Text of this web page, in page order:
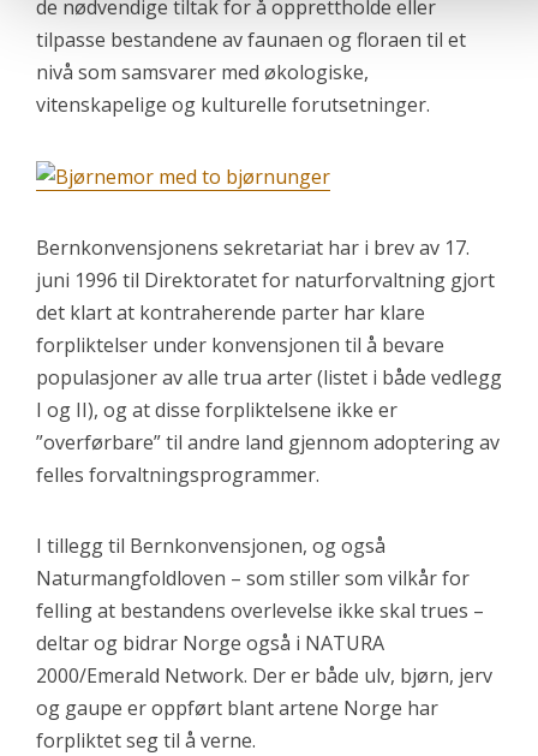
de nødvendige tiltak for å opprettholde eller
tilpasse bestandene av faunaen og floraen til et
nivå som samsvarer med økologiske,
vitenskapelige og kulturelle forutsetninger.
Bernkonvensjonens sekretariat har i brev av 17.
juni 1996 til Direktoratet for naturforvaltning gjort
det klart at kontraherende parter har klare
forpliktelser under konvensjonen til å bevare
populasjoner av alle trua arter (listet i både vedlegg
I og II), og at disse forpliktelsene ikke er
”overførbare” til andre land gjennom adoptering av
felles forvaltningsprogrammer.
I tillegg til Bernkonvensjonen, og også
Naturmangfoldloven – som stiller som vilkår for
felling at bestandens overlevelse ikke skal trues –
deltar og bidrar Norge også i NATURA
2000/Emerald Network. Der er både ulv, bjørn, jerv
og gaupe er oppført blant artene Norge har
forpliktet seg til å verne.